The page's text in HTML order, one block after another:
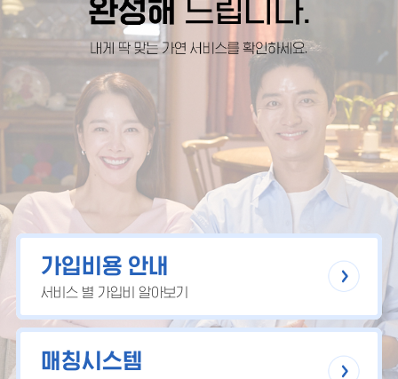
가입비용 안내
서비스 별 가입비 알아보기
매칭시스템